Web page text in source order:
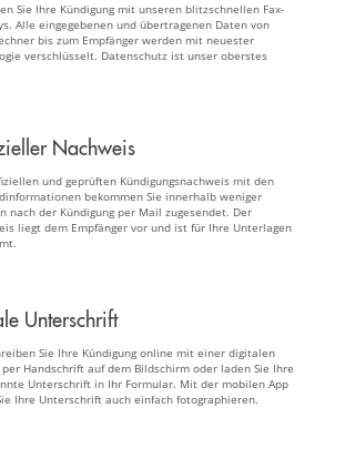
Sie Ihre Kündigung mit unseren blitzschnellen Fax-
Alle eingegebenen und übertragenen Daten von
bis zum Empfänger werden mit neuester
verschlüsselt. Datenschutz ist unser oberstes
Nachweis
und geprüften Kündigungsnachweis mit den
bekommen Sie innerhalb weniger
nach der Kündigung per Mail zugesendet. Der
liegt dem Empfänger vor und ist für Ihre Unterlagen
Unterschrift
Sie Ihre Kündigung online mit einer digitalen
per Handschrift auf dem Bildschirm oder laden Sie Ihre
Unterschrift in Ihr Formular. Mit der mobilen App
Ihre Unterschrift auch einfach fotographieren.